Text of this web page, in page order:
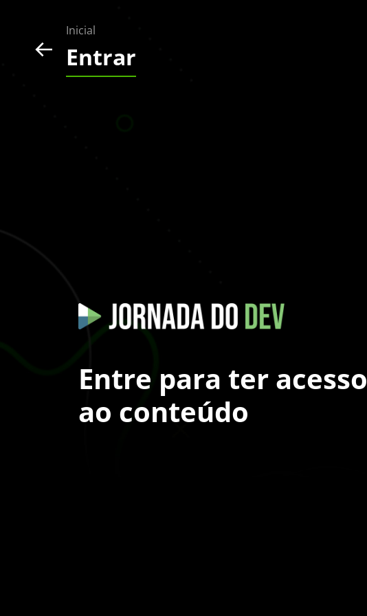
Inicial
Entrar
Entre para ter acesso
ao conteúdo